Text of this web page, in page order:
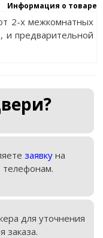
Информация о товаре
2-х межкомнатных
и предварительной
заявкуна
телефонам.
для уточнения
заказа.